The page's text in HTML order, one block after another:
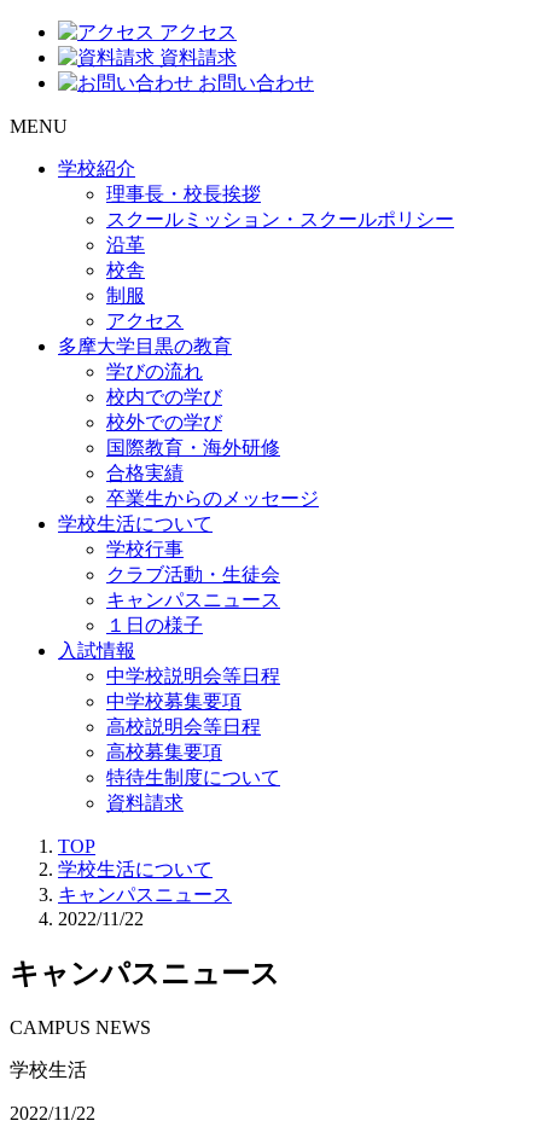
アクセス
資料請求
お問い合わせ
MENU
学校紹介
理事長・校長挨拶
スクールミッション・スクールポリシー
沿革
校舎
制服
アクセス
多摩大学目黒の教育
学びの流れ
校内での学び
校外での学び
国際教育・海外研修
合格実績
卒業生からのメッセージ
学校生活について
学校行事
クラブ活動・生徒会
キャンパスニュース
１日の様子
入試情報
中学校説明会等日程
中学校募集要項
高校説明会等日程
高校募集要項
特待生制度について
資料請求
TOP
学校生活について
キャンパスニュース
2022/11/22
キャンパスニュース
CAMPUS NEWS
学校生活
2022/11/22